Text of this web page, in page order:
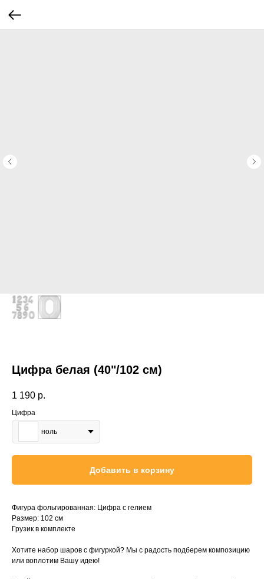
Цифра белая (40"/102 см)
1 190 р.
Цифра
ноль
Добавить в корзину
Фигура фольгированная: Цифра с гелием
Размер: 102 см
Грузик в комплекте
Хотите набор шаров с фигуркой? Мы с радость подберем композицию
или воплотим Вашу идею!